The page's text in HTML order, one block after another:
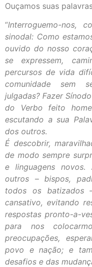
Ouçamos suas
“Interroguemo-nos,
sinodal: Como
ouvido do nosso
se expressem,
percursos de vida
comunidade sem
julgadas? Fazer
do Verbo feito
escutando a sua
dos outros.
É descobrir,
de modo sempre
e linguagens
outros – bispos,
todos os batizados
cansativo, evitando
respostas pronto-a-
para nos
preocupações,
povo e nação; e
desafios e das